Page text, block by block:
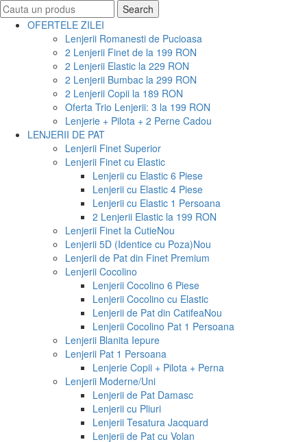
Search
for:
Search
OFERTELE ZILEI
Lenjerii Romanesti de Pucioasa
2 Lenjerii Finet de la 199 RON
2 Lenjerii Elastic la 229 RON
2 Lenjerii Bumbac la 299 RON
2 Lenjerii Copii la 189 RON
Oferta Trio Lenjerii: 3 la 199 RON
Lenjerie + Pilota + 2 Perne Cadou
LENJERII DE PAT
Lenjerii Finet Superior
Lenjerii Finet cu Elastic
Lenjerii cu Elastic 6 Piese
Lenjerii cu Elastic 4 Piese
Lenjerii cu Elastic 1 Persoana
2 Lenjerii Elastic la 199 RON
Lenjerii Finet la CutieNou
Lenjerii 5D (Identice cu Poza)Nou
Lenjerii de Pat din Finet Premium
Lenjerii Cocolino
Lenjerii Cocolino 6 Piese
Lenjerii Cocolino cu Elastic
Lenjerii de Pat din CatifeaNou
Lenjerii Cocolino Pat 1 Persoana
Lenjerii Blanita Iepure
Lenjerii Pat 1 Persoana
Lenjerie Copii + Pilota + Perna
Lenjerii Moderne/Uni
Lenjerii de Pat Damasc
Lenjerii cu Pliuri
Lenjerii Tesatura Jacquard
Lenjerii de Pat cu Volan